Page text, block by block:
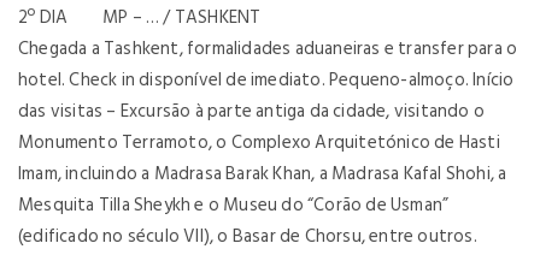
2º DIA MP – … / TASHKENT
Chegada a Tashkent, formalidades aduaneiras e transfer para o
hotel. Check in disponível de imediato. Pequeno-almoço. Início
das visitas – Excursão à parte antiga da cidade, visitando o
Monumento Terramoto, o Complexo Arquitetónico de Hasti
Imam, incluindo a Madrasa Barak Khan, a Madrasa Kafal Shohi, a
Mesquita Tilla Sheykh e o Museu do “Corão de Usman”
(edificado no século VII), o Basar de Chorsu, entre outros.